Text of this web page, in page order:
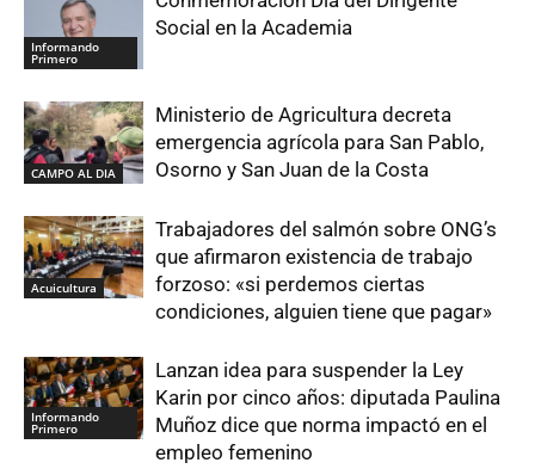
Informando
Primero
Social en la Academia
CAMPO AL DIA
Ministerio de Agricultura decreta
emergencia agrícola para San Pablo,
Osorno y San Juan de la Costa
Acuicultura
Trabajadores del salmón sobre ONG’s
que afirmaron existencia de trabajo
forzoso: «si perdemos ciertas
condiciones, alguien tiene que pagar»
Informando
Primero
Lanzan idea para suspender la Ley
Karin por cinco años: diputada Paulina
Muñoz dice que norma impactó en el
empleo femenino